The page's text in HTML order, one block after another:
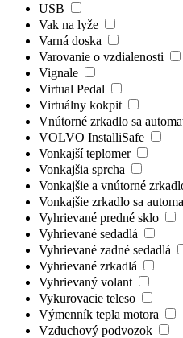
USB
Vak na lyže
Varná doska
Varovanie o vzdialenosti
Vignale
Virtual Pedal
Virtuálny kokpit
Vnútorné zrkadlo sa
VOLVO InstalliSafe
Vonkajší teplomer
Vonkajšia sprcha
Vonkajšie a vnútorné
Vonkajšie zrkadlo sa
Vyhrievané predné sklo
Vyhrievané sedadlá
Vyhrievané zadné sedadlá
Vyhrievané zrkadlá
Vyhrievaný volant
Vykurovacie teleso
Výmenník tepla motora
Vzduchový podvozok